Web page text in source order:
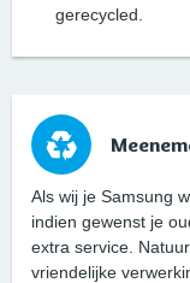
gerecycled.
Als wij je Samsung
indien gewenst je
extra service.
vriendelijke